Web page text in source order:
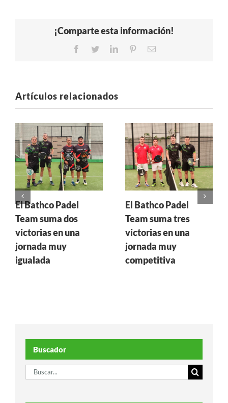
¡Comparte esta información!
Facebook
TwitterLinkedInPinterestCorreo
Artículos relacionados
El Bathco Padel
Team suma dos
victorias en una
jornada muy
igualada
El Bathco Padel
Team suma tres
victorias en una
jornada muy
competitiva
Buscador
Buscar: